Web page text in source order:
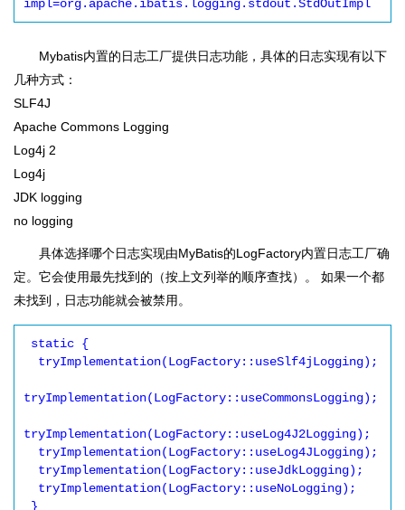
Mybatis内置的日志工厂提供日志功能，具体的日志实现有以下
几种方式：
SLF4J
Apache Commons Logging
Log4j 2
Log4j
JDK logging
no logging
具体选择哪个日志实现由MyBatis的LogFactory内置日志工厂确
定。它会使用最先找到的（按上文列举的顺序查找）。 如果一个都
未找到，日志功能就会被禁用。
tryImplementation(LogFactory::useCommonsLogging);
tryImplementation(LogFactory::useLog4J2Logging);